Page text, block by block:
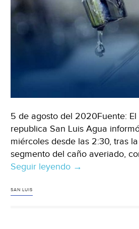
Luis)
5 de agosto del 2020Fuente:
republica San Luis Agua
miércoles desde las 2:30, tras
segmento del caño averiado,
Seguir leyendo San
→
SAN LUIS